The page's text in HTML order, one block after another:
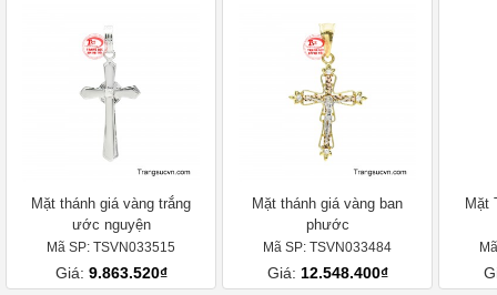
Mặt thánh giá vàng trắng
ước nguyện
Giá:9.863.520₫
Mặt thánh giá vàng ban
phước
Giá:12.548.400₫